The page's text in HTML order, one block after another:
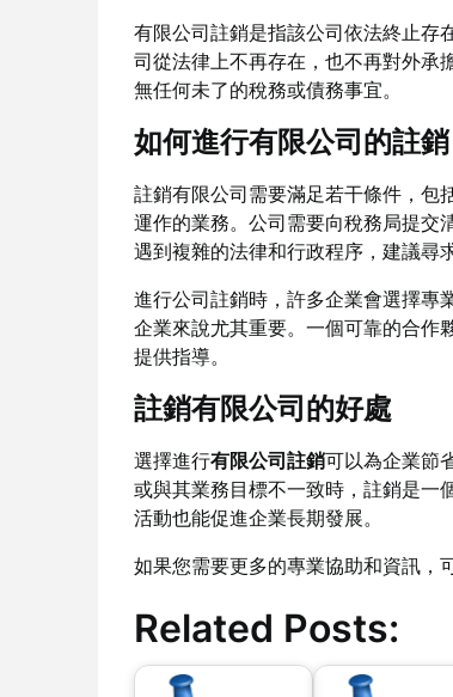
有限公司註銷是指該公司依法終止存
司從法律上不再存在，也不再對外承
無任何未了的稅務或債務事宜。
如何進行有限公司的註銷
註銷有限公司需要滿足若干條件，包
運作的業務。公司需要向稅務局提交
遇到複雜的法律和行政程序，建議尋
進行公司註銷時，許多企業會選擇專
企業來說尤其重要。一個可靠的合作
提供指導。
註銷有限公司的好處
選擇進行有限公司註銷可以為企業節
或與其業務目標不一致時，註銷是一
活動也能促進企業長期發展。
如果您需要更多的專業協助和資訊，
Related Posts: